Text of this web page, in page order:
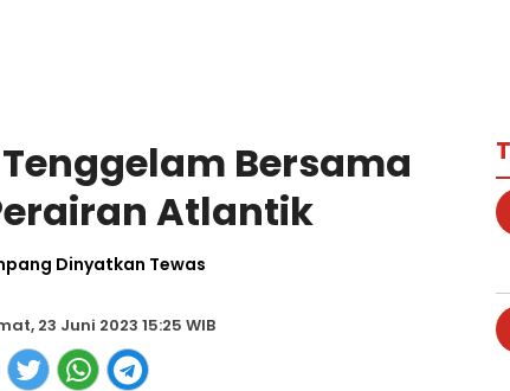
Bersama
Atlantik
Dinyatkan Tewas
23 Juni 2023 15:25 WIB